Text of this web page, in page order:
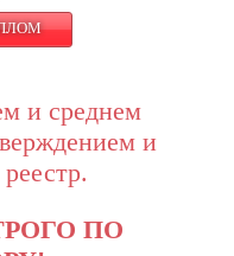
и среднем
и
ПО